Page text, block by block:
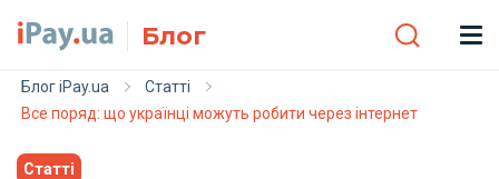
Блог
Блог iPay.ua
Статті
Все поряд: що українці можуть робити через інтернет
Статті